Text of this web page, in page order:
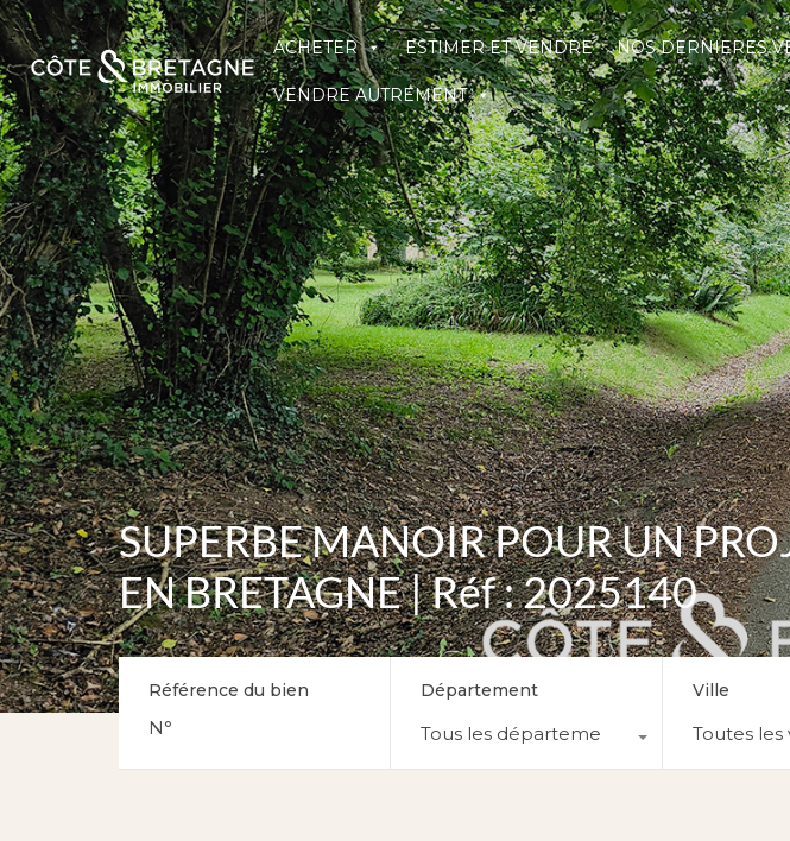
ACHETER ESTIMER ET VENDRE NOS DERNIERES VENTES
VENDRE AUTREMENT
ACHETER ESTIMER ET VENDRE NOS DERNIERES
VENDRE AUTREMENT
SUPERBE MANOIR POUR UN
EN BRETAGNE | Réf : 2025140
Référence du bien Département
Tous les départements
Ville
Toutes les